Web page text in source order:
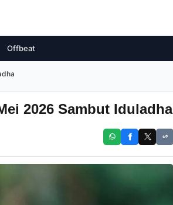
Offbeat
2026 Sambut Iduladha